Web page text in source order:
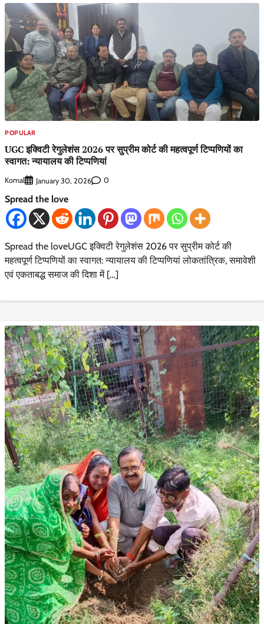
POPULAR
UGC इक्विटी रेगुलेशंस 2026 पर सुप्रीम कोर्ट की महत्वपूर्ण टिप्पणियों का
स्वागत: न्यायालय की टिप्पणियां
Komal January 30, 2026 0
Spread the love
Spread the loveUGC इक्विटी रेगुलेशंस 2026 पर सुप्रीम कोर्ट की
महत्वपूर्ण टिप्पणियों का स्वागत: न्यायालय की टिप्पणियां लोकतांत्रिक, समावेशी
एवं एकताबद्ध समाज की दिशा में […]